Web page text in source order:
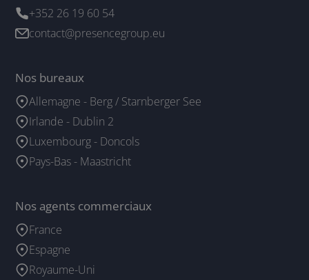
+352 26 19 60 54
contact@presencegroup.eu
Nos bureaux
Allemagne - Berg / Starnberger See
Irlande - Dublin 2
Luxembourg - Doncols
Pays-Bas - Maastricht
Nos agents commerciaux
France
Espagne
Royaume-Uni